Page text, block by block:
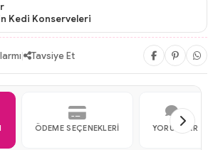
Kedi Konserveleri
| Tavsiye Et
ÖDEME SEÇENEKLERI YORUMLAR